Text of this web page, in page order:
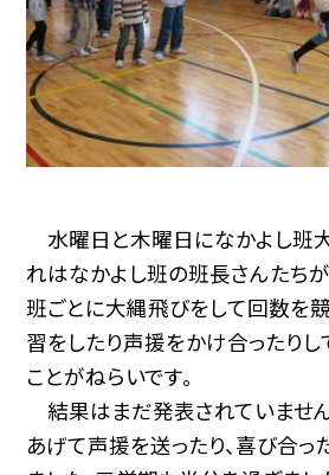
水曜日と木曜日になかよし班
れはなかよし班の班長さんたち
班ごとに大縄飛びをして回数を
習をしたり声援をかけ合ったり
ことがねらいです。
結果はまだ発表されていませ
あげて声援を送ったり、喜び合っ